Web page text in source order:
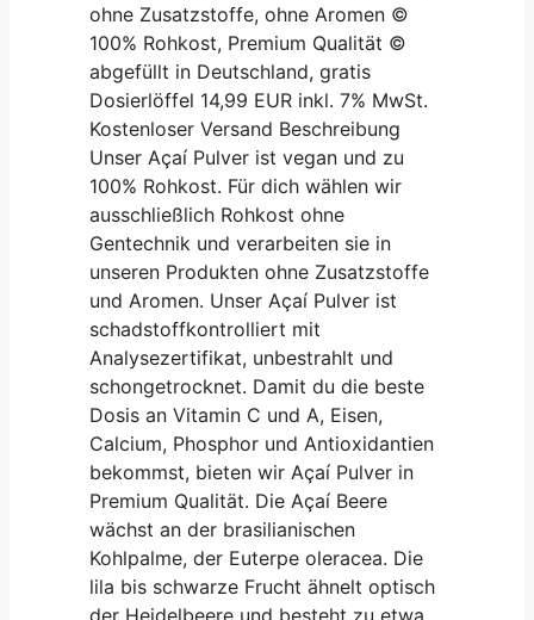
ohne Zusatzstoffe, ohne Aromen ©
100% Rohkost, Premium Qualität ©
abgefüllt in Deutschland, gratis
Dosierlöffel 14,99 EUR inkl. 7% MwSt.
Kostenloser Versand Beschreibung
Unser Açaí Pulver ist vegan und zu
100% Rohkost. Für dich wählen wir
ausschließlich Rohkost ohne
Gentechnik und verarbeiten sie in
unseren Produkten ohne Zusatzstoffe
und Aromen. Unser Açaí Pulver ist
schadstoffkontrolliert mit
Analysezertifikat, unbestrahlt und
schongetrocknet. Damit du die beste
Dosis an Vitamin C und A, Eisen,
Calcium, Phosphor und Antioxidantien
bekommst, bieten wir Açaí Pulver in
Premium Qualität. Die Açaí Beere
wächst an der brasilianischen
Kohlpalme, der Euterpe oleracea. Die
lila bis schwarze Frucht ähnelt optisch
der Heidelbeere und besteht zu etwa